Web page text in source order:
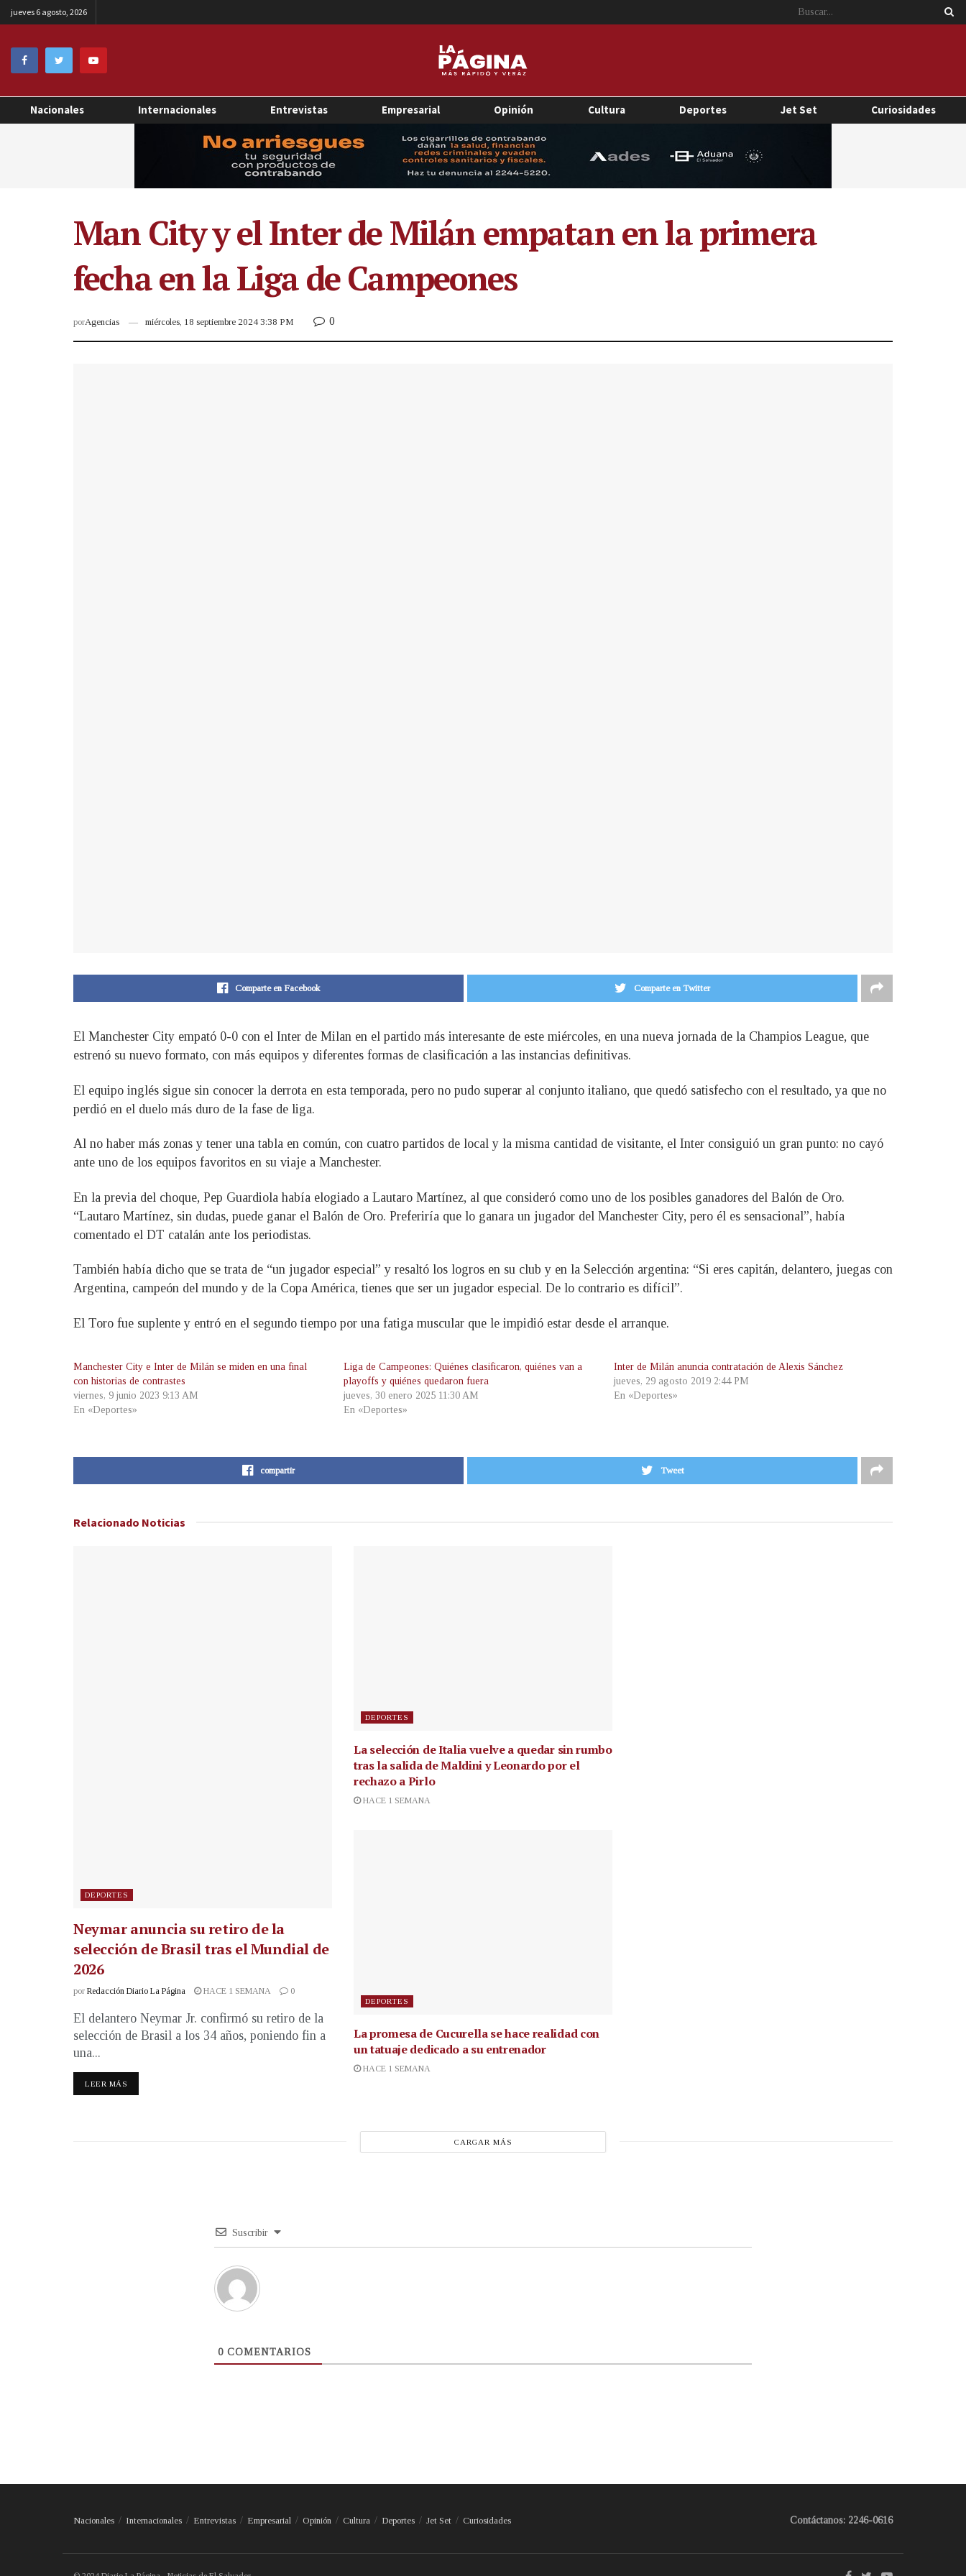
jueves 6 agosto, 2026
Nacionales Internacionales Entrevistas Empresarial Opinión Cultura Deportes Jet Set Curiosidades
Man City y el Inter de Milán empatan en la primera
fecha en la Liga de Campeones
porAgencias miércoles, 18 septiembre 2024 3:38 PM 0
Comparte en Facebook Comparte en Twitter
El Manchester City empató 0-0 con el Inter de Milan en el partido más interesante de este miércoles, en una nueva jornada de la Champios League, que
estrenó su nuevo formato, con más equipos y diferentes formas de clasificación a las instancias definitivas.
El equipo inglés sigue sin conocer la derrota en esta temporada, pero no pudo superar al conjunto italiano, que quedó satisfecho con el resultado, ya que no
perdió en el duelo más duro de la fase de liga.
Al no haber más zonas y tener una tabla en común, con cuatro partidos de local y la misma cantidad de visitante, el Inter consiguió un gran punto: no cayó
ante uno de los equipos favoritos en su viaje a Manchester.
En la previa del choque, Pep Guardiola había elogiado a Lautaro Martínez, al que consideró como uno de los posibles ganadores del Balón de Oro.
“Lautaro Martínez, sin dudas, puede ganar el Balón de Oro. Preferiría que lo ganara un jugador del Manchester City, pero él es sensacional”, había
comentado el DT catalán ante los periodistas.
También había dicho que se trata de “un jugador especial” y resaltó los logros en su club y en la Selección argentina: “Si eres capitán, delantero, juegas con
Argentina, campeón del mundo y de la Copa América, tienes que ser un jugador especial. De lo contrario es difícil”.
El Toro fue suplente y entró en el segundo tiempo por una fatiga muscular que le impidió estar desde el arranque.
Manchester City e Inter de Milán se miden en una final
con historias de contrastes
viernes, 9 junio 2023 9:13 AM
En «Deportes»
Liga de Campeones: Quiénes clasificaron, quiénes van a
playoffs y quiénes quedaron fuera
jueves, 30 enero 2025 11:30 AM
En «Deportes»
Inter de Milán anuncia contratación de Alexis Sánchez
jueves, 29 agosto 2019 2:44 PM
En «Deportes»
compartir Tweet
Relacionado Noticias
DEPORTES
Neymar anuncia su retiro de la
selección de Brasil tras el Mundial de
2026
por Redacción Diario La Página HACE 1 SEMANA 0
El delantero Neymar Jr. confirmó su retiro de la
selección de Brasil a los 34 años, poniendo fin a
una...
LEER MÁS
DEPORTES
La selección de Italia vuelve a quedar sin rumbo
tras la salida de Maldini y Leonardo por el
rechazo a Pirlo
HACE 1 SEMANA
DEPORTES
La promesa de Cucurella se hace realidad con
un tatuaje dedicado a su entrenador
HACE 1 SEMANA
CARGAR MÁS
Suscribir
0 COMENTARIOS
Nacionales Internacionales Entrevistas Empresarial Opinión Cultura Deportes Jet Set Curiosidades Contáctanos: 2246-0616